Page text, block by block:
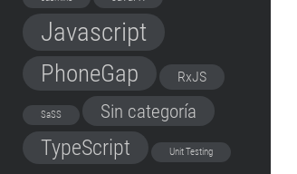
Javascript
PhoneGap RxJS
SaSS Sin categoría
TypeScript Unit Testing